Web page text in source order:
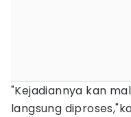
"Kejadiannya kan
langsung